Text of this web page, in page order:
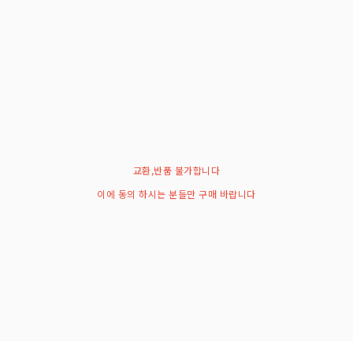
교환,반품 불가합니다
이에 동의 하시는 분들만 구매 바랍니다